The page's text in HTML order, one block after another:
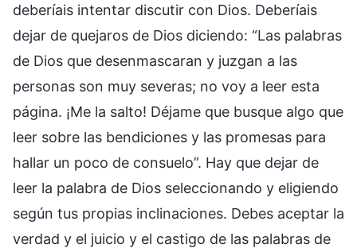
deberíais intentar discutir con Dios. Deberíais
dejar de quejaros de Dios diciendo: “Las palabras
de Dios que desenmascaran y juzgan a las
personas son muy severas; no voy a leer esta
página. ¡Me la salto! Déjame que busque algo que
leer sobre las bendiciones y las promesas para
hallar un poco de consuelo”. Hay que dejar de
leer la palabra de Dios seleccionando y eligiendo
según tus propias inclinaciones. Debes aceptar la
verdad y el juicio y el castigo de las palabras de